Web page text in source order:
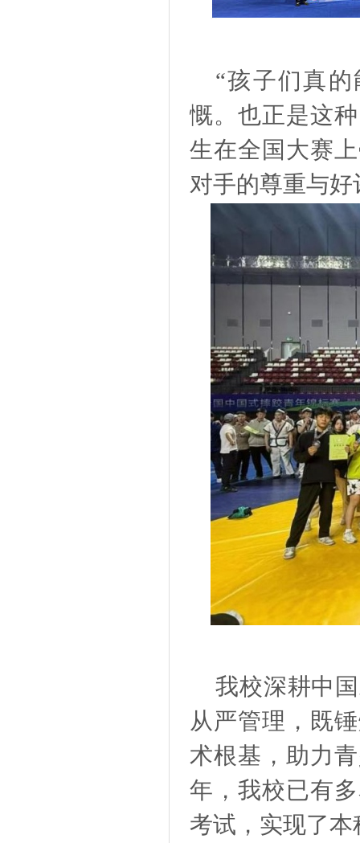
“孩子们真
慨。也正是这
生在全国大赛
对手的尊重与好
我校深耕中
从严管理，既
术根基，助力
年，我校已有
考试，实现了